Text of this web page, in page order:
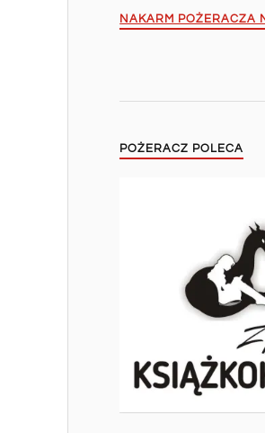
NAKARM POŻERACZA
POŻERACZ POLECA